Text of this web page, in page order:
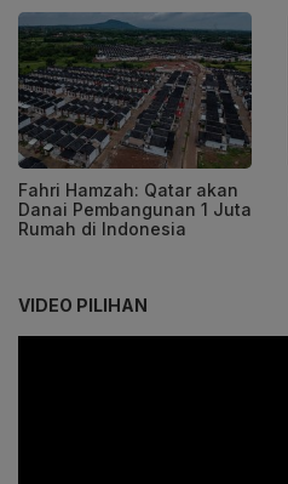
Fahri Hamzah: Qatar akan
Danai Pembangunan 1 Juta
Rumah di Indonesia
VIDEO PILIHAN